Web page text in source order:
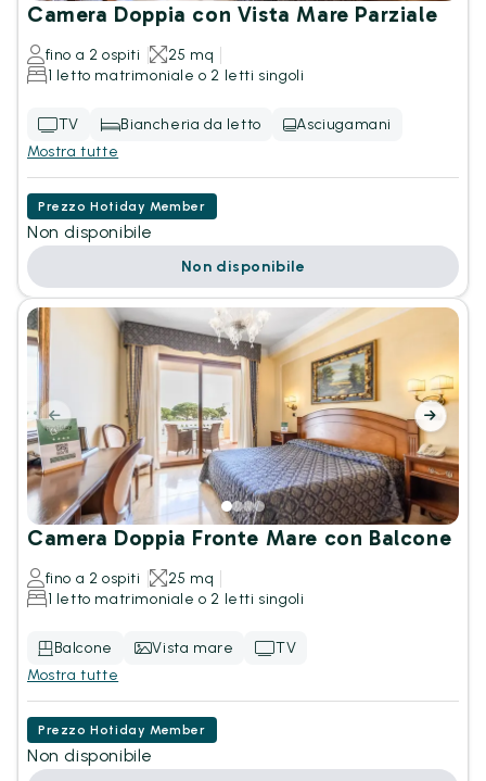
Camera Doppia con Vista Mare Parziale
fino a 2 ospiti
25 mq
1 letto matrimoniale o 2 letti singoli
TV Biancheria da letto
Asciugamani
Mostra tutte
Prezzo Hotiday Member
Non disponibile
Non disponibile
Camera Doppia Fronte Mare con Balcone
fino a 2 ospiti
25 mq
1 letto matrimoniale o 2 letti singoli
Balcone Vista mare
TV
Mostra tutte
Prezzo Hotiday Member
Non disponibile